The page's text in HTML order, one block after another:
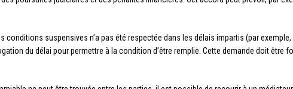
conditions suspensives n’a pas été respectée dans les délais impartis (par
du délai pour permettre à la condition d’être remplie. Cette demande doit être